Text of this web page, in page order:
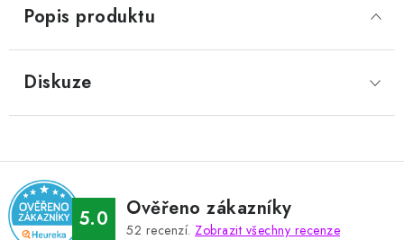
Popis produktu
Diskuze
5.0 Ověřeno zákazníky
52 recenzí. Zobrazit všechny recenze